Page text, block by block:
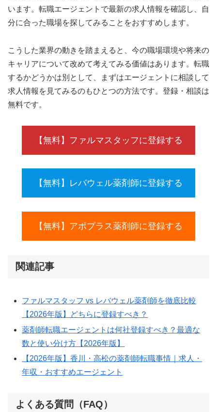
います。転職エージェントで最新の求人情報を確認し、自
分に合った職場を探してみることをおすすめします。
こうした業界の動きを踏まえると、今の職場環境や将来の
キャリアについて改めて考えてみる価値はあります。転職
するかどうかは別として、まずはエージェントに相談して
求人情報を見てみるのもひとつの方法です。登録・相談は
無料です。
【無料】ファルマスタッフに登録する
【無料】レバウェル薬剤師に登録する
【無料】アポプラス薬剤師に登録する
関連記事
ファルマスタッフ vs レバウェル薬剤師を徹底比較
【2026年版】どちらに登録すべき？
薬剤師転職エージェントは何社登録すべき？最適な
数と使い分け方【2026年版】
【2026年版】香川・高松の薬剤師転職事情｜求人・
年収・おすすめエージェント
よくある質問（FAQ）